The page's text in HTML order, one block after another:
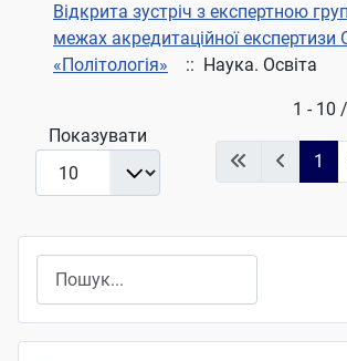
Відкрита зустріч з експертною
межах акредитаційної експертизи
«Політологія»
:: Наука. Освіта
1 - 10
Показувати
1